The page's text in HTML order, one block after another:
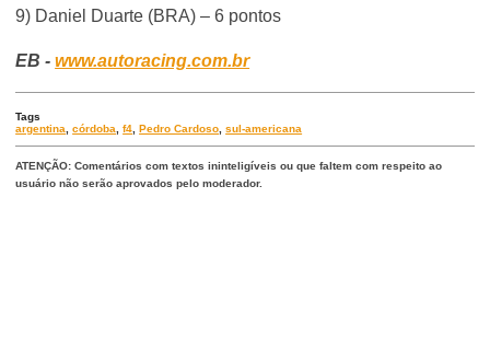
9) Daniel Duarte (BRA) – 6 pontos
EB -www.autoracing.com.br
Tags
argentina,córdoba,f4,Pedro Cardoso,sul-americana
ATENÇÃO: Comentários com textos ininteligíveis ou que faltem com respeito ao
usuário não serão aprovados pelo moderador.